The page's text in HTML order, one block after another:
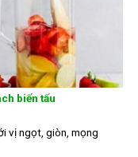
biến tấu
vị ngọt, giòn, mọng